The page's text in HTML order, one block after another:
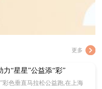
更多
“星星”公益添“彩”
彩色垂直马拉松公益跑,在上海